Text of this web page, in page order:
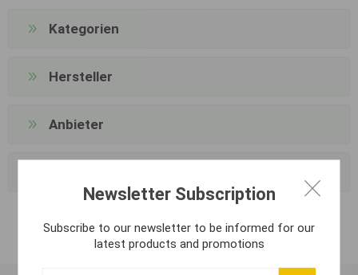
Kategorien
Hersteller
Anbieter
Newsletter Subscription
Subscribe to our newsletter to be informed for our
latest products and promotions